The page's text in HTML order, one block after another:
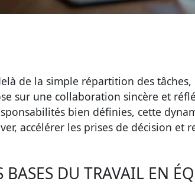
de la simple répartition des
sur une collaboration sincère et
bien définies, cette
accélérer les prises de décision et
BASES DU TRAVAIL EN